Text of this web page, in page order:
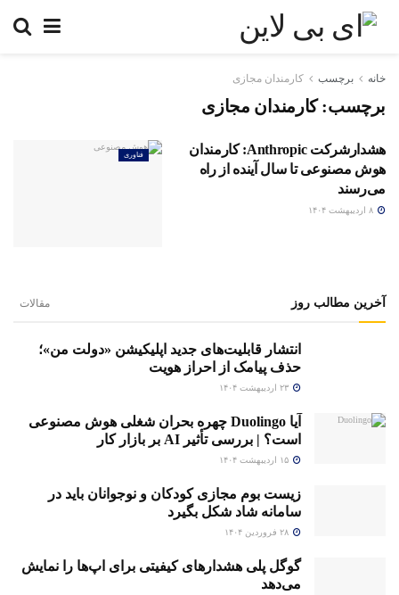
خانه برچسب کارمندان مجازی
برچسب:کارمندان مجازی
فناوری
هشدارشرکت Anthropic: کارمندان
هوش مصنوعی تا سال آینده از راه
می‌رسند
آخرین مطالب روز مقالات
انتشار قابلیت‌های جدید اپلیکیشن «دولت من»؛
حذف پیامک از احراز هویت
آیا Duolingo چهره بحران شغلی هوش مصنوعی
است؟ | بررسی تأثیر AI بر بازار کار
زیست بوم مجازی کودکان و نوجوانان باید در
سامانه شاد شکل بگیرد
گوگل پلی هشدارهای کیفیتی برای اپ‌ها را نمایش
می‌دهد